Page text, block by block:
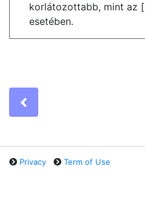
korlátozottabb, mint az [
esetében.
Privacy Term of Use